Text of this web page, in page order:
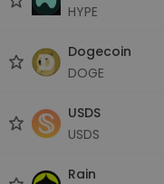
HYPE
Dogecoin
DOGE
USDS
USDS
Rain